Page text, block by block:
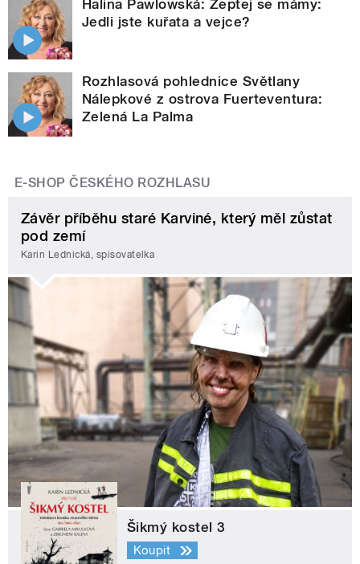
Halina Pawlowská: Zeptej se mámy:
Jedli jste kuřata a vejce?
Rozhlasová pohlednice Světlany
Nálepkové z ostrova Fuerteventura:
Zelená La Palma
E-SHOP ČESKÉHO ROZHLASU
Závěr příběhu staré Karviné, který měl zůstat
pod zemí
Karin Lednická, spisovatelka
Šikmý kostel 3
Koupit